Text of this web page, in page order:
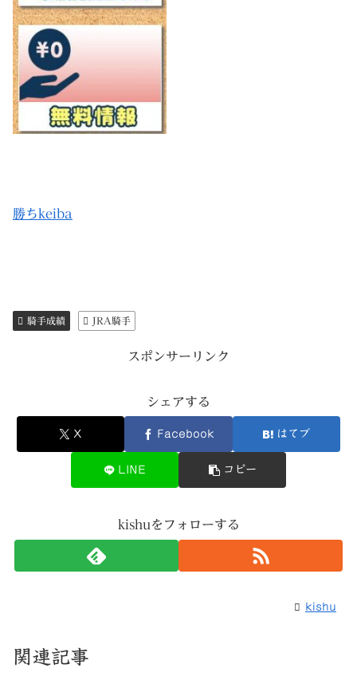
勝ちkeiba
騎手成績 JRA騎手
スポンサーリンク
シェアする
X Facebook はてブ
LINE コピー
kishuをフォローする
kishu
関連記事